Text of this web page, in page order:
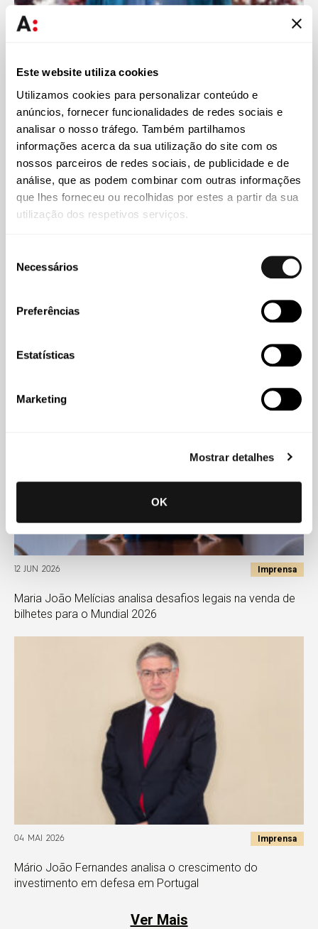
Este website utiliza cookies
Utilizamos cookies para personalizar conteúdo e
anúncios, fornecer funcionalidades de redes sociais e
analisar o nosso tráfego. Também partilhamos
informações acerca da sua utilização do site com os
nossos parceiros de redes sociais, de publicidade e de
análise, que as podem combinar com outras informações
que lhes forneceu ou recolhidas por estes a partir da sua
utilização dos respetivos serviços.
Necessários
Preferências
Estatísticas
Marketing
Mostrar detalhes
OK
07 JUL 2026 Imprensa
eventual cogestão antecipada da TAP
Imprensa
12 JUN 2026 Imprensa
Maria João Melícias analisa desafios legais na venda de
bilhetes para o Mundial 2026
04 MAI 2026 Imprensa
Mário João Fernandes analisa o crescimento do
investimento em defesa em Portugal
Ver Mais